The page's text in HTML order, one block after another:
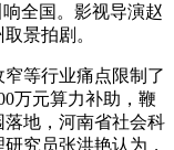
全国。影视导演赵
景拍剧。
等行业痛点限制了
万元算力补助，鞭
地，河南省社会科
究员张洪艳认为，